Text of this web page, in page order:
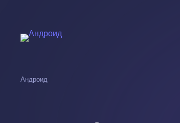
основному
Андроид